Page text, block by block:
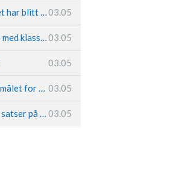
Hungerholdt før Ringerike GP: – Det har blitt en livsstil03.05
Tour de France 2025 starter i Lille – med klassikerpreg03.05
03.05
Van der Poel: – VM i Kigali er hovedmålet for 2025 03.05
Remco Evenepoel dropper Touren – satser på OL og Vueltaen 03.05